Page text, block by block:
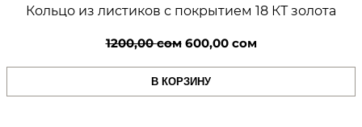
Кольцо из листиков с покрытием 18 КТ золота
1200,00сом Первоначальная
цена
составляла
600,00 сомТекущая
цена:
В КОРЗИНУ